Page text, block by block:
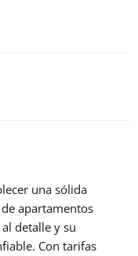
una sólida
apartamentos
detalle y su
Con tarifas